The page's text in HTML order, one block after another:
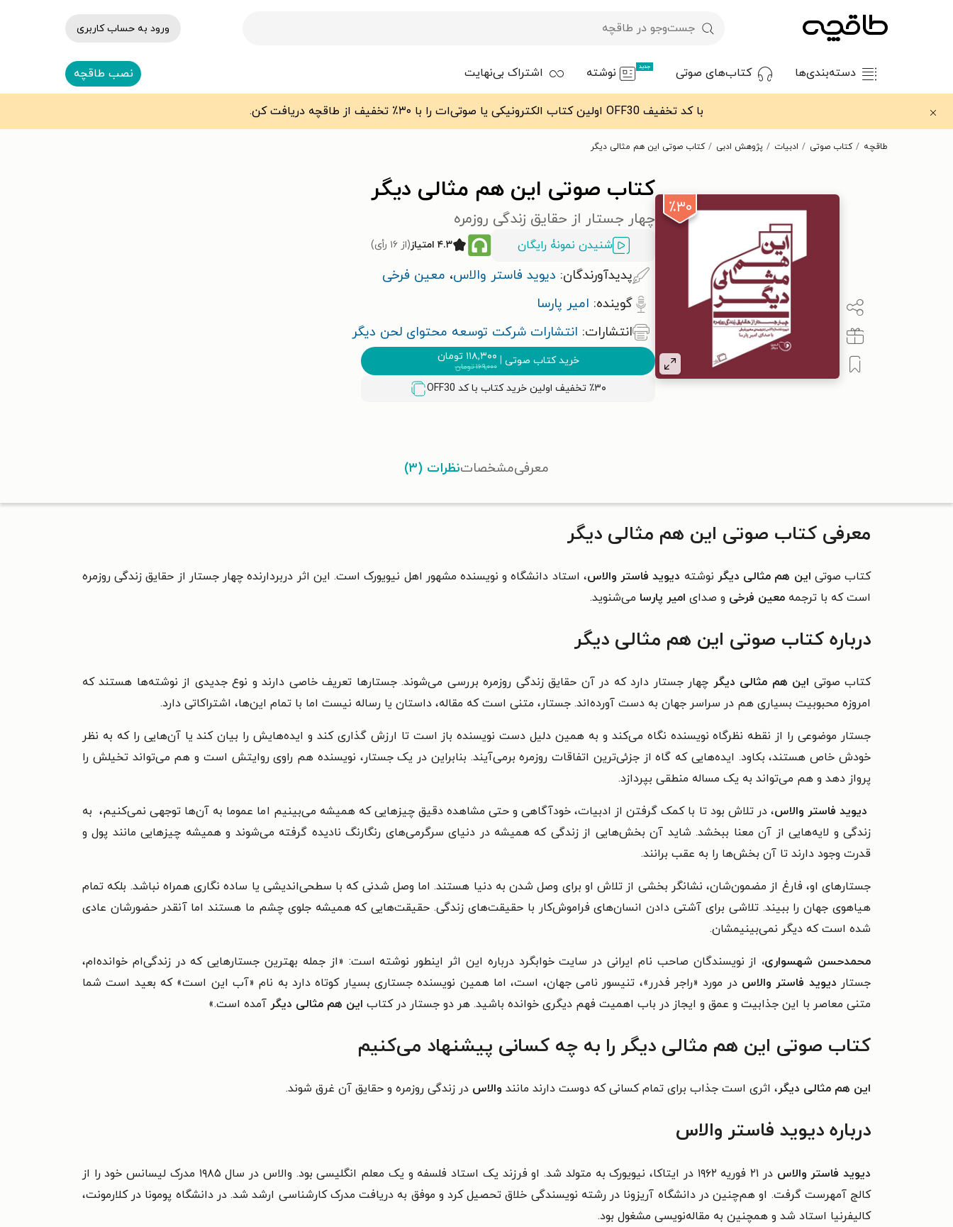
ورود به حساب کاربری
دسته‌بندی‌ها کتاب‌های صوتی جدید نوشته اشتراک بی‌نهایت نصب طاقچه
با کد تخفیف OFF30 اولین کتاب الکترونیکی یا صوتی‌ات را با ۳۰٪ تخفیف از طاقچه دریافت کن.
طاقچه کتاب صوتی ادبیات پژوهش ادبی کتاب صوتی این هم مثالی دیگر
٪۳۰
کتاب صوتی این هم مثالی دیگر
چهار جستار از حقایق زندگی روزمره
شنیدن نمونۀ رایگان ۴.۳ امتیاز (از ۱۶ رأی)
پدیدآورندگان: دیوید فاستر والاس، معین فرخی
گوینده: امیر پارسا
انتشارات: انتشارات شرکت توسعه محتوای لحن دیگر
خرید کتاب صوتی | ۱۱۸,۳۰۰ تومان
۱۶۹,۰۰۰تومان
٪۳۰ تخفیف اولین خرید کتاب با کد OFF30
معرفیمشخصاتنظرات (۳)
معرفی کتاب صوتی این هم مثالی دیگر
کتاب صوتی این هم مثالی دیگر نوشته دیوید فاستر والاس، استاد دانشگاه و نویسنده مشهور اهل نیویورک است. این اثر دربردارنده چهار جستار از حقایق زندگی روزمره
است که با ترجمه معین فرخی و صدای امیر پارسا می‌شنوید.
درباره کتاب صوتی این هم مثالی دیگر
کتاب صوتی این هم مثالی دیگر چهار جستار دارد که در آن حقایق زندگی روزمره بررسی می‌شوند. جستارها تعریف خاصی دارند و نوع جدیدی از نوشته‌ها هستند که
امروزه محبوبیت بسیاری هم در سراسر جهان به دست آورده‌اند. جستار، متنی است که مقاله، داستان یا رساله نیست اما با تمام این‌ها، اشتراکاتی دارد.
جستار موضوعی را از نقطه نظرگاه نویسنده نگاه می‌کند و به همین دلیل دست نویسنده باز است تا ارزش گذاری کند و ایده‌هایش را بیان کند یا آن‌هایی را که به نظر
خودش خاص هستند، بکاود. ایده‌هایی که گاه از جزئی‌ترین اتفاقات روزمره برمی‌آیند. بنابراین در یک جستار، نویسنده هم راوی روایتش است و هم می‌تواند تخیلش را
پرواز دهد و هم می‌تواند به یک مساله منطقی بپردازد.
دیوید فاستر والاس، در تلاش بود تا با کمک گرفتن از ادبیات،خودآگاهی و حتی مشاهده دقیق چیزهایی که همیشه می‌بینیم اما عموما به آن‌ها توجهی نمی‌کنیم، به
زندگی و لایه‌هایی از آن معنا ببخشد. شاید آن بخش‌هایی از زندگی که همیشه در دنیای سرگرمی‌های رنگارنگ نادیده گرفته می‌شوند و همیشه چیزهایی مانند پول و
قدرت وجود دارند تا آن بخش‌ها را به عقب برانند.
جستارهای او، فارغ از مضمون‌شان، نشانگر بخشی از تلاش‌ او برای وصل شدن به دنیا هستند. اما وصل شدنی که با سطحی‌اندیشی یا ساده نگاری همراه نباشد. بلکه تمام
هیاهوی جهان را ببیند. تلاشی برای آشتی دادن انسان‌های فراموش‌کار با حقیقت‌های زندگی. حقیقت‌هایی که همیشه جلوی چشم ما هستند اما آنقدر حضورشان عادی
شده است که دیگر نمی‌بینیمشان.
محمدحسن شهسواری، از نویسندگان صاحب نام ایرانی در سایت خوابگرد درباره این اثر اینطور نوشته است: «از جمله بهترین جستارهایی که در زندگی‌ام خوانده‌ام،
جستار دیوید فاستر والاس در مورد «راجر فدرر»، تنیسور نامی جهان، است، اما همین نویسنده جستاری بسیار کوتاه دارد به نام «آب این است» که بعید است شما
متنی معاصر با این جذابیت و عمق و ایجاز در باب اهمیت فهم دیگری خوانده باشید. هر دو جستار در کتاب این هم مثالی دیگر آمده است.»
کتاب صوتی این هم مثالی دیگر را به چه کسانی پیشنهاد می‌کنیم
این هم مثالی دیگر، اثری است جذاب برای تمام کسانی که دوست دارند مانند والاس در زندگی روزمره و حقایق آن غرق شوند.
درباره دیوید فاستر والاس
دیوید فاستر والاس
در ۲۱ فوریه ۱۹۶۲ در ایتاکا، نیویورک به متولد شد. او فرزند یک استاد فلسفه و یک معلم انگلیسی بود. والاس در سال ۱۹۸۵ مدرک لیسانس خود را از
کالج آمهرست گرفت. او هم‌چنین در دانشگاه آریزونا در رشته نویسندگی خلاق تحصیل کرد و موفق به دریافت مدرک کارشناسی ارشد شد. در دانشگاه پومونا در کلارمونت،
کالیفرنیا استاد شد و همچنین به مقاله‌نویسی مشغول بود.